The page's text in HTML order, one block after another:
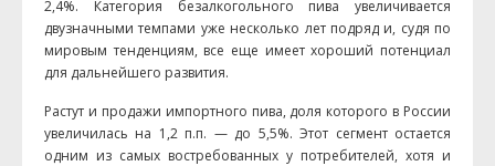
2,4%. Категория безалкогольного пива увеличивается
двузначными темпами уже несколько лет подряд и, судя по
мировым тенденциям, все еще имеет хороший потенциал
для дальнейшего развития.
Растут и продажи импортного пива, доля которого в России
увеличилась на 1,2 п.п. — до 5,5%. Этот сегмент остается
одним из самых востребованных у потребителей, хотя и